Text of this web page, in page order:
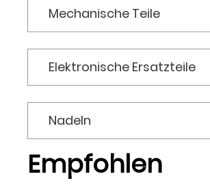
Mechanische Teile
Elektronische Ersatzteile
Nadeln
Empfohlen